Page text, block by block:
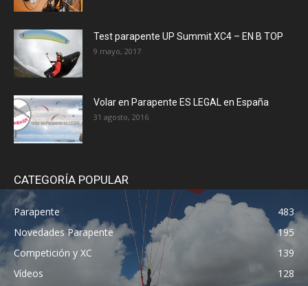
Test parapente UP Summit XC4 – EN B TOP
9 mayo, 2017
Volar en Parapente ES LEGAL en España
31 agosto, 2016
CATEGORÍA POPULAR
Parapente
483
Novedades Parapente
195
Competición y XC
139
Vídeos
128